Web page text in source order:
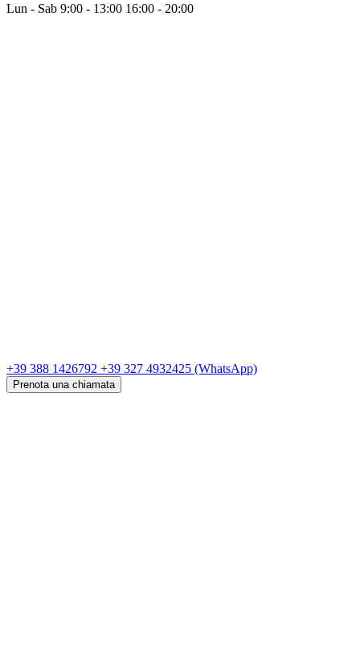
Lun - Sab 9:00 - 13:00 16:00 - 20:00
+39 388 1426792 +39 327 4932425 (WhatsApp)
Prenota una chiamata